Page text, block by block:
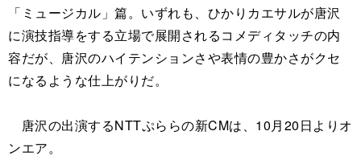
「ミュージカル」篇。いずれも、ひかりカエサルが唐沢
に演技指導をする立場で展開されるコメディタッチの内
容だが、唐沢のハイテンションさや表情の豊かさがクセ
になるような仕上がりだ。
唐沢の出演するNTTぷららの新CMは、10月20日よりオ
ンエア。